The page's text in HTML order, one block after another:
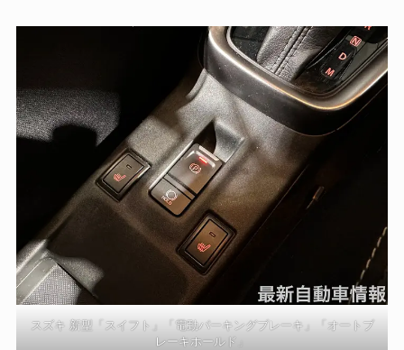
スズキ 新型「スイフト」「電動パーキングブレーキ」「オートブ
レーキホールド」